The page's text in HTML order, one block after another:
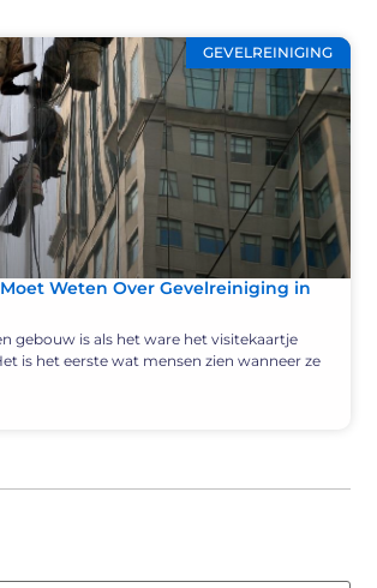
GEVELREINIGING
Weten Over Gevelreiniging in
gebouw is als het ware het visitekaartje
is het eerste wat mensen zien wanneer ze